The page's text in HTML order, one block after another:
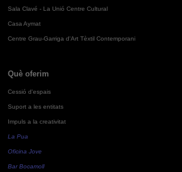
Sala Clavé - La Unió Centre Cultural
Casa Aymat
Centre Grau-Garriga d'Art Tèxtil Contemporani
Què oferim
Cessió d'espais
Suport a les entitats
Impuls a la creativitat
La Pua
Oficina Jove
Bar Bocamoll